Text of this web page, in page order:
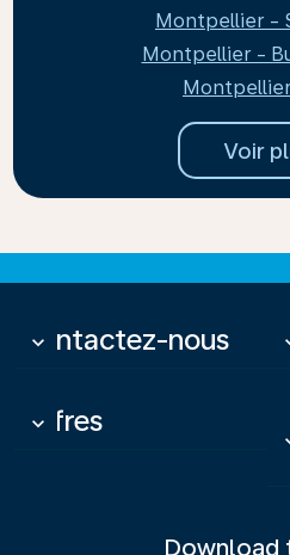
Montpellier -
Montpellier -
Voir
Contactez-nous
keyboard_arrow_down
Offres
keyboard_arrow_down
Download